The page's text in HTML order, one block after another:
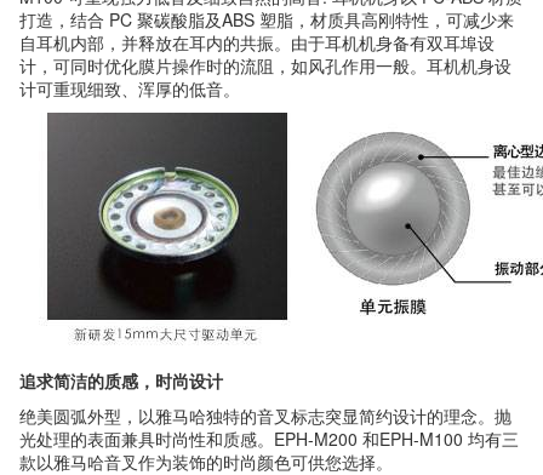
打造，结合 PC 聚碳酸脂及ABS 塑脂，材质具高刚特性，可减少来
自耳机内部，并释放在耳内的共振。由于耳机机身备有双耳埠设
计，可同时优化膜片操作时的流阻，如风孔作用一般。耳机机身设
计可重现细致、浑厚的低音。
追求简洁的质感，时尚设计
绝美圆弧外型，以雅马哈独特的音叉标志突显简约设计的理念。抛
光处理的表面兼具时尚性和质感。EPH-M200 和EPH-M100 均有三
款以雅马哈音叉作为装饰的时尚颜色可供您选择。